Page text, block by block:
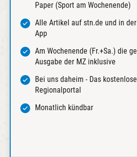
Paper (Sport am Wochenende)
Alle Artikel auf stn.de und in
App
Am Wochenende (Fr.+Sa.) die
Ausgabe der MZ inklusive
Bei uns daheim - Das kostenlose
Regionalportal
Monatlich kündbar